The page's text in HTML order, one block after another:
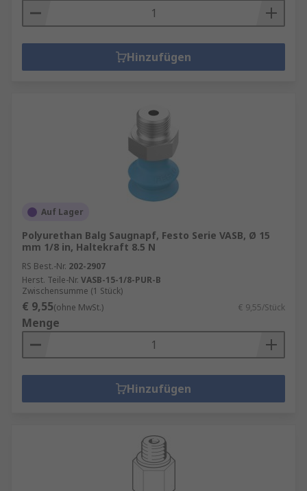
Hinzufügen
Auf Lager
Polyurethan Balg Saugnapf, Festo Serie VASB, Ø 15
mm 1/8 in, Haltekraft 8.5 N
RS Best.-Nr. 202-2907
Herst. Teile-Nr. VASB-15-1/8-PUR-B
Zwischensumme (1 Stück)
€ 9,55(ohne MwSt.) € 9,55/Stück
Menge
Hinzufügen